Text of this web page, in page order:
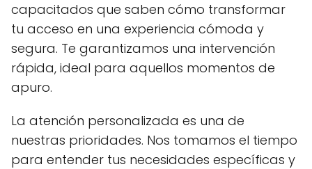
capacitados que saben cómo transformar
tu acceso en una experiencia cómoda y
segura. Te garantizamos una intervención
rápida, ideal para aquellos momentos de
apuro.
La atención personalizada es una de
nuestras prioridades. Nos tomamos el tiempo
para entender tus necesidades específicas y